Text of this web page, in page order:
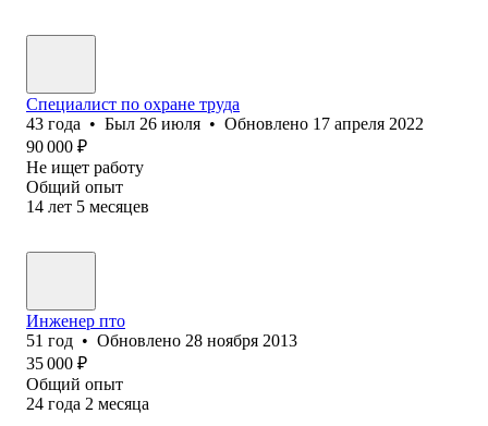
Специалист по охране труда
43 года • Был 26 июля • Обновлено 17 апреля 2022
90 000 ₽
Не ищет работу
Общий опыт
14 лет 5 месяцев
Инженер пто
51 год • Обновлено 28 ноября 2013
35 000 ₽
Общий опыт
24 года 2 месяца